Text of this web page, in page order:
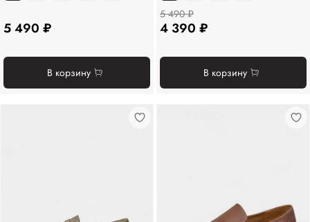
5 490 ₽
В корзину
5 490 ₽
4 390 ₽
В корзину